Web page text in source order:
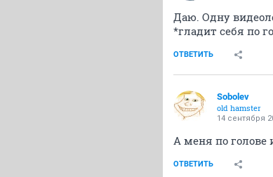
Даю. Одну
*гладит себя по
ОТВЕТИТЬ
Sobolev
old hamster
14 сентября
А меня по голове
ОТВЕТИТЬ